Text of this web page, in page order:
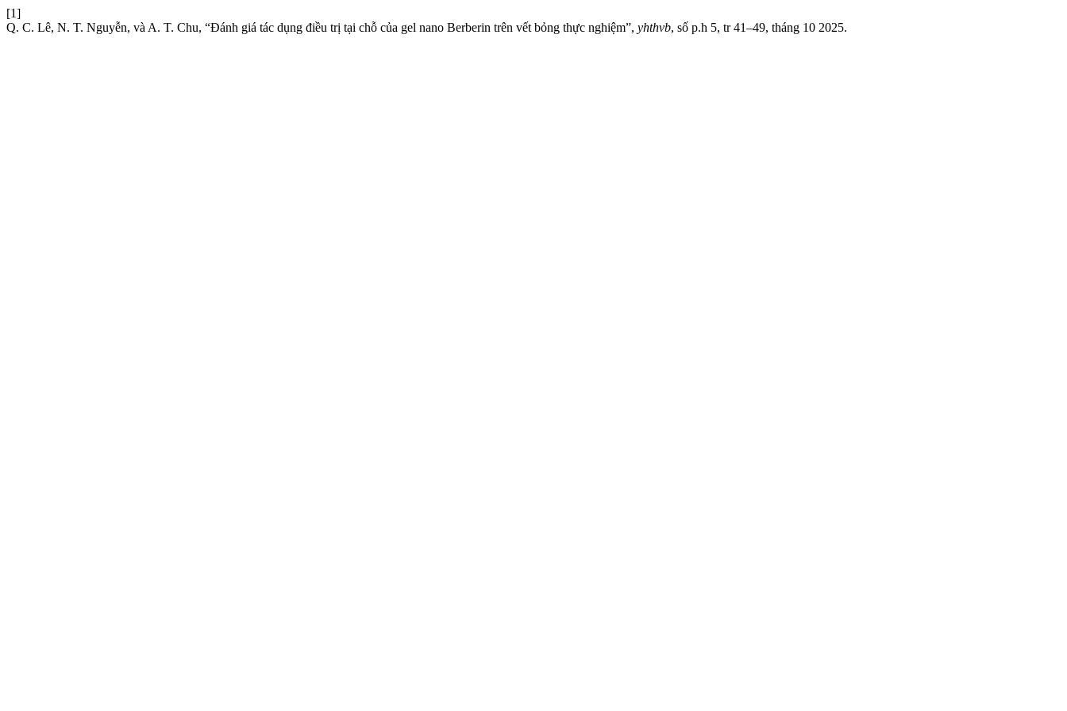
[1]
Q. C. Lê, N. T. Nguyễn, và A. T. Chu, “Đánh giá tác dụng điều trị tại chỗ của gel nano Berberin trên vết bỏng thực nghiệm”, yhthvb, số p.h 5, tr 41–49, tháng 10 2025.